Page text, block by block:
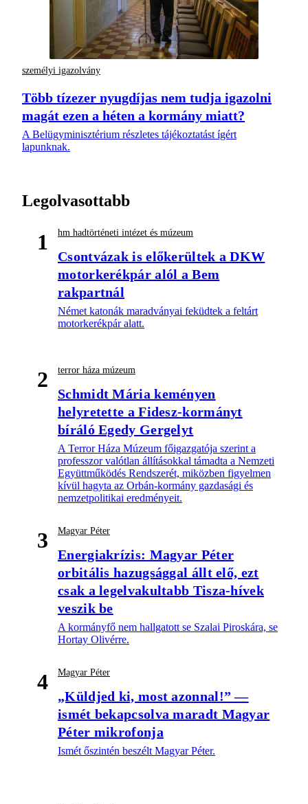
személyi igazolvány
Több tízezer nyugdíjas nem tudja igazolni
magát ezen a héten a kormány miatt?
A Belügyminisztérium részletes tájékoztatást ígért
lapunknak.
Legolvasottabb
1 hm hadtörténeti intézet és múzeum
Csontvázak is előkerültek a DKW
motorkerékpár alól a Bem
rakpartnál
Német katonák maradványai feküdtek a feltárt
motorkerékpár alatt.
2 terror háza múzeum
Schmidt Mária keményen
helyretette a Fidesz-kormányt
bíráló Egedy Gergelyt
A Terror Háza Múzeum főigazgatója szerint a
professzor valótlan állításokkal támadta a Nemzeti
Együttműködés Rendszerét, miközben figyelmen
kívül hagyta az Orbán-kormány gazdasági és
nemzetpolitikai eredményeit.
3 Magyar Péter
Energiakrízis: Magyar Péter
orbitális hazugsággal állt elő, ezt
csak a legelvakultabb Tisza-hívek
veszik be
A kormányfő nem hallgatott se Szalai Piroskára, se
Hortay Olivérre.
4 Magyar Péter
„Küldjed ki, most azonnal!” —
ismét bekapcsolva maradt Magyar
Péter mikrofonja
Ismét őszintén beszélt Magyar Péter.